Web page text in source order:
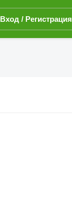
Вход / Регистрация